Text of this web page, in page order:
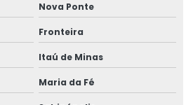
Nova Ponte
Fronteira
Itaú de Minas
Maria da Fé